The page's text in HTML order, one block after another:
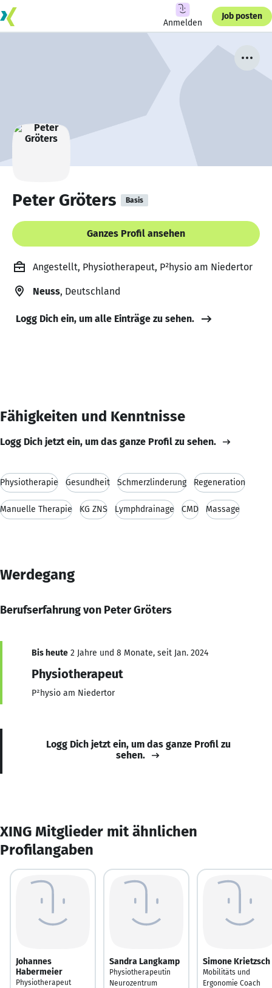
Anmelden
Job posten
Peter Gröters Basis
Ganzes Profil ansehen
Angestellt, Physiotherapeut, P²hysio am Niedertor
Neuss, Deutschland
Logg Dich ein, um alle Einträge zu sehen.
Fähigkeiten und Kenntnisse
Logg Dich jetzt ein, um das ganze Profil zu sehen.
Physiotherapie Gesundheit Schmerzlinderung Regeneration
Manuelle Therapie KG ZNS Lymphdrainage CMD Massage
Werdegang
Berufserfahrung von Peter Gröters
Bis heute 2 Jahre und 8 Monate, seit Jan. 2024
Physiotherapeut
P²hysio am Niedertor
Logg Dich jetzt ein, um das ganze Profil zu
sehen.
XING Mitglieder mit ähnlichen
Profilangaben
Johannes
Habermeier
Physiotherapeut
Sandra Langkamp
Physiotherapeutin
Neurozentrum
Simone Krietzsch
Mobilitäts und
Ergonomie Coach